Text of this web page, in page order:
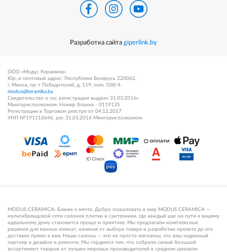
Разработка сайта giperlink.by
ООО «Модус Керамика»
Юр. и почтовый адрес: Республика Беларусь 220062,
г. Минск, пр-т Победителей, д. 119, пом. 508/4.
modus@keramika.by
Свидетельство о гос регистрации выдано 31.03.2016г.
Мингорисполкомом. Номер бланка - 0119135
Регистрации в Торговом реестре от 04.12.2017
УНП №191116646, рег. 31.03.2016 Мингорисполкомом
MODUS CERAMICA: Ближе к мечте. Добро пожаловать в мир MODUS CERAMICA —
мультибрендовой сети салонов плитки и сантехники, где каждый шаг на пути к вашему
идеальному дому становится проще и приятнее. Мы предлагаем комплексные
решения для ванных комнат, начиная от выбора товара и разработки проекта до его
доставки прямо к вам. Наши салоны — это не просто магазины, это ваш надежный
партнер в дизайне и ремонте. Мы гордимся тем, что собрали самый большой
ассортимент товаров от лучших мировых производителей в среднем ценовом